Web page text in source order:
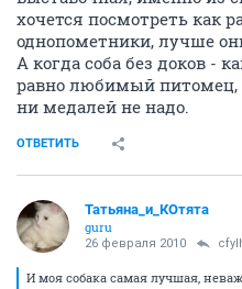
хочется посмотреть как
однопометники, лучше
А когда соба без доков -
равно любимый питомец,
ни медалей не надо.
ОТВЕТИТЬ
Татьяна_и_КОтята
guru
26 февраля 2010
И моя собака самая лучшая,